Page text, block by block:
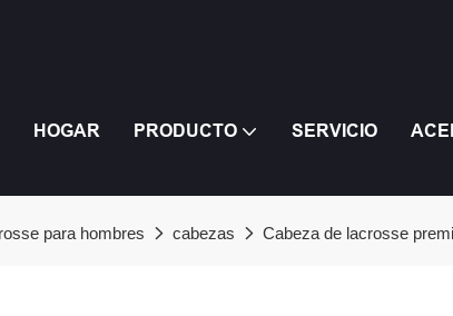
HOGAR PRODUCTO SERVICIO
para hombres cabezas Cabeza de lacrosse